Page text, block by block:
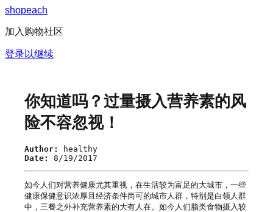
shopeach
加入购物社区
登录以继续
你知道吗？过量摄入营养素的风
险不容忽视！
Author:
healthy
Date:
8/19/2017
如今人们对营养健康尤其重视，在生活较为富足的大城市，一些
健康保健意识浓厚且经济条件尚可的城市人群，特别是白领人群
中，三餐之外补充营养素的大有人在。如今人们脂类食物摄入较